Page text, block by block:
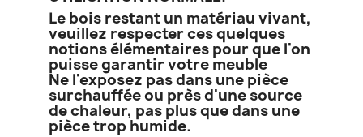
Le bois restant un matériau vivant,
veuillez respecter ces quelques
notions élémentaires pour que l'on
puisse garantir votre meuble
Ne l'exposez pas dans une pièce
surchauffée ou près d'une source
de chaleur, pas plus que dans une
pièce trop humide.